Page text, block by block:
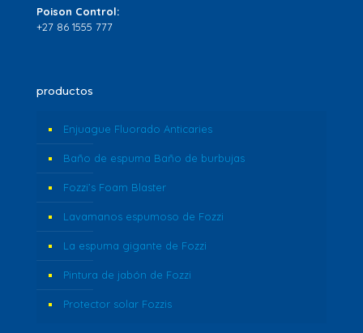
Poison Control:
+27 86 1555 777
productos
Enjuague Fluorado Anticaries
Baño de espuma Baño de burbujas
Fozzi’s Foam Blaster
Lavamanos espumoso de Fozzi
La espuma gigante de Fozzi
Pintura de jabón de Fozzi
Protector solar Fozzis